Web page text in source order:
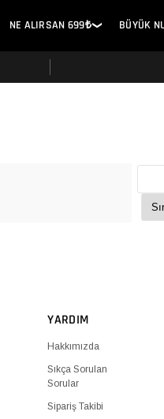
NE ALIRSAN 699₺❯ BÜYÜK
YARDIM
Hakkımızda
Sıkça Sorulan
Sorular
Sipariş Takibi